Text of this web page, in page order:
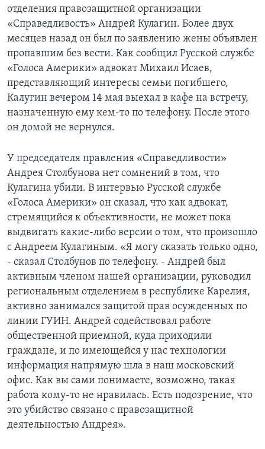
Learning English
СОЦИАЛЬНЫЕ СЕТИ
Языки
отделения правозащитной организации
«Справедливость» Андрей Кулагин. Более двух
месяцев назад он был по заявлению жены объявлен
пропавшим без вести. Как сообщил Русской службе
«Голоса Америки» адвокат Михаил Исаев,
представляющий интересы семьи погибшего,
Калугин вечером 14 мая выехал в кафе на встречу,
назначенную ему кем-то по телефону. После этого
он домой не вернулся.
У председателя правления «Справедливости»
Андрея Столбунова нет сомнений в том, что
Кулагина убили. В интервью Русской службе
«Голоса Америки» он сказал, что как адвокат,
стремящийся к объективности, не может пока
выдвигать какие-либо версии о том, что произошло
с Андреем Кулагиным. «Я могу сказать только одно,
- сказал Столбунов по телефону. - Андрей был
активным членом нашей организации, руководил
региональным отделением в республике Карелия,
активно занимался защитой прав осужденных по
линии ГУИН. Андрей содействовал работе
общественной приемной, куда приходили
граждане, и по имеющейся у нас технологии
информация напрямую шла в наш московский
офис. Как вы сами понимаете, возможно, такая
работа кому-то не нравилась. Есть подозрение, что
это убийство связано с правозащитной
деятельностью Андрея».